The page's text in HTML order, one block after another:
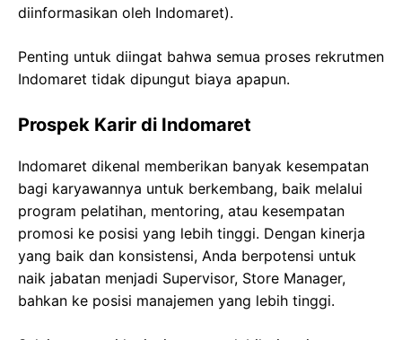
diinformasikan oleh Indomaret).
Penting untuk diingat bahwa semua proses rekrutmen
Indomaret tidak dipungut biaya apapun.
Prospek Karir di Indomaret
Indomaret dikenal memberikan banyak kesempatan
bagi karyawannya untuk berkembang, baik melalui
program pelatihan, mentoring, atau kesempatan
promosi ke posisi yang lebih tinggi. Dengan kinerja
yang baik dan konsistensi, Anda berpotensi untuk
naik jabatan menjadi Supervisor, Store Manager,
bahkan ke posisi manajemen yang lebih tinggi.